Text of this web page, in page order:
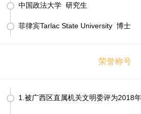
中国政法大学 研究生
菲律宾Tarlac State University 博士
荣誉称号
1.被广西区直属机关文明委评为2018年